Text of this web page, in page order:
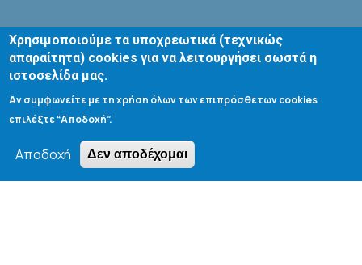
Search form
Αναζήτηση
Cookie settings
Χρησιμοποιούμε τα υποχρεωτικά (τεχνικώς
απαραίτητα) cookies για να λειτουργήσει σωστά η
ιστοσελίδα μας.
Αν συμφωνείτε με τη χρήση όλων των επιπρόσθετων cookies
επιλέξτε “Αποδοχή”.
Αποδοχή Δεν αποδέχομαι